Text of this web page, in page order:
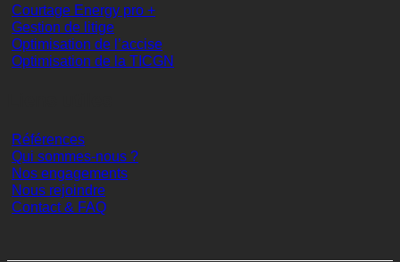
Courtage Energy pro +
Gestion de litige
Optimisation de l’accise
Optimisation de la TICGN
Références
Qui sommes-nous ?
Nos engagements
Nous rejoindre
Contact & FAQ